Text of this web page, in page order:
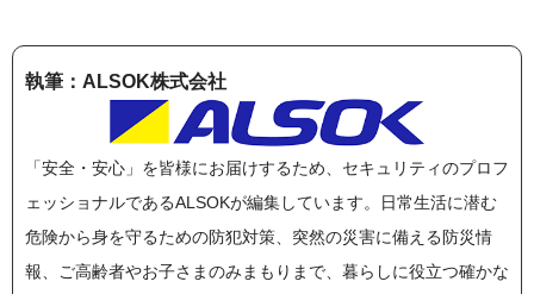
執筆：ALSOK株式会社
「安全・安心」を皆様にお届けするため、セキュリティのプロフ
ェッショナルであるALSOKが編集しています。日常生活に潜む
危険から身を守るための防犯対策、突然の災害に備える防災情
報、ご高齢者やお子さまのみまもりまで、暮らしに役立つ確かな